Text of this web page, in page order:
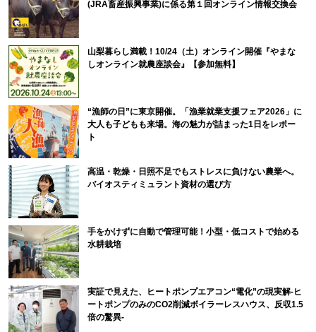
(JRA畜産振興事業)に係る第１回オンライン情報交換会
山梨暮らし満載！10/24（土）オンライン開催『やまな
しオンライン就農座談会』【参加無料】
“漁師の日”に東京開催。「漁業就業支援フェア2026」に
大人も子どもも来場。海の魅力が詰まった1日をレポー
ト
高温・乾燥・日照不足でもストレスに負けない農業へ。
バイオスティミュラント資材の選び方
手をかけずに自動で管理可能！小型・低コストで始める
水耕栽培
実証で見えた、ヒートポンプエアコン“電化”の現実解-ヒ
ートポンプのみのCO2削減ボイラーレスハウス、反収1.5
倍の驚異-